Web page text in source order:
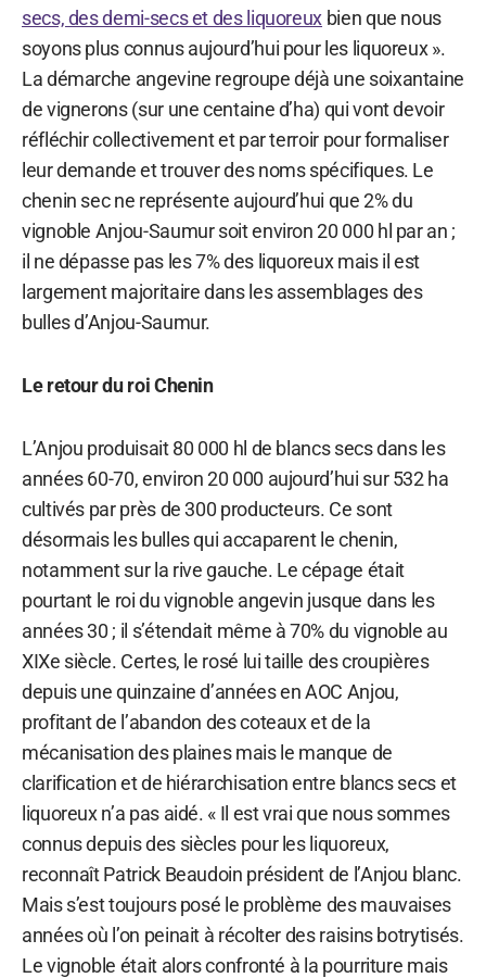
secs, des demi-secs et des liquoreux bien que nous
soyons plus connus aujourd’hui pour les liquoreux ».
La démarche angevine regroupe déjà une soixantaine
de vignerons (sur une centaine d’ha) qui vont devoir
réfléchir collectivement et par terroir pour formaliser
leur demande et trouver des noms spécifiques. Le
chenin sec ne représente aujourd’hui que 2% du
vignoble Anjou-Saumur soit environ 20 000 hl par an ;
il ne dépasse pas les 7% des liquoreux mais il est
largement majoritaire dans les assemblages des
bulles d’Anjou-Saumur.
Le retour du roi Chenin
L’Anjou produisait 80 000 hl de blancs secs dans les
années 60-70, environ 20 000 aujourd’hui sur 532 ha
cultivés par près de 300 producteurs. Ce sont
désormais les bulles qui accaparent le chenin,
notamment sur la rive gauche. Le cépage était
pourtant le roi du vignoble angevin jusque dans les
années 30 ; il s’étendait même à 70% du vignoble au
XIXe siècle. Certes, le rosé lui taille des croupières
depuis une quinzaine d’années en AOC Anjou,
profitant de l’abandon des coteaux et de la
mécanisation des plaines mais le manque de
clarification et de hiérarchisation entre blancs secs et
liquoreux n’a pas aidé. « Il est vrai que nous sommes
connus depuis des siècles pour les liquoreux,
reconnaît Patrick Beaudoin président de l’Anjou blanc.
Mais s’est toujours posé le problème des mauvaises
années où l’on peinait à récolter des raisins botrytisés.
Le vignoble était alors confronté à la pourriture mais